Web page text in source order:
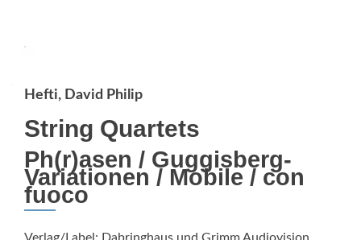
Hefti, David Philip
String Quartets
Ph(r)asen / Guggisberg-
Variationen / Mobile / con
fuoco